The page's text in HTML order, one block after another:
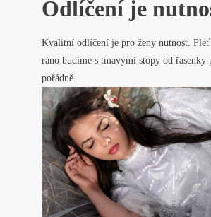
Odlíčení je
Kvalitní odlíčení je pro ženy nutnost.
ráno budíme s tmavými stopy od řasenky
pořádně.